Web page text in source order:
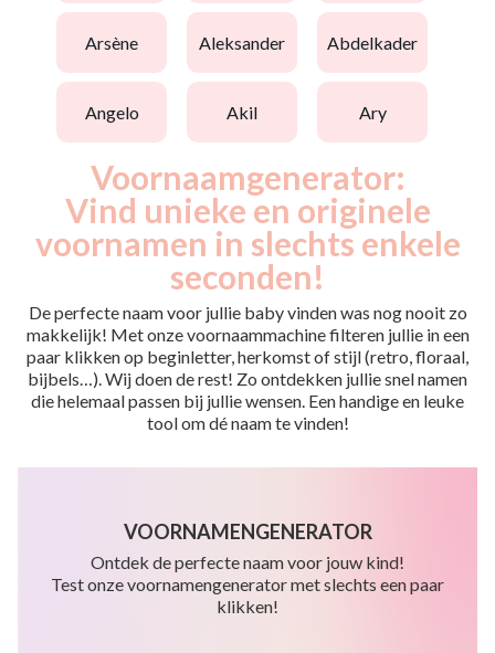
arsène aleksander abdelkader
angelo akil ary
Voornaamgenerator:
Vind unieke en originele
voornamen in slechts enkele
seconden!
De perfecte naam voor jullie baby vinden was nog nooit zo
makkelijk! Met onze voornaammachine filteren jullie in een
paar klikken op beginletter, herkomst of stijl (retro, floraal,
bijbels…). Wij doen de rest! Zo ontdekken jullie snel namen
die helemaal passen bij jullie wensen. Een handige en leuke
tool om dé naam te vinden!
VOORNAMENGENERATOR
Ontdek de perfecte naam voor jouw kind!
Test onze voornamengenerator met slechts een paar
klikken!